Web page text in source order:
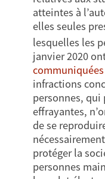
atteintes à
elles seules
lesquelles les
janvier 2020
communiquées
infractions
personnes, qui
effrayantes,
de se
protéger la
personnes